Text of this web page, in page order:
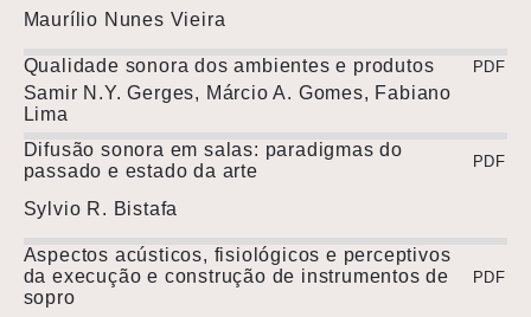
Maurílio Nunes Vieira
Qualidade sonora dos ambientes e produtos PDF
Samir N.Y. Gerges, Márcio A. Gomes, Fabiano
Lima
Difusão sonora em salas: paradigmas do
passado e estado da arte
PDF
Sylvio R. Bistafa
Aspectos acústicos, fisiológicos e perceptivos
da execução e construção de instrumentos de
sopro
PDF